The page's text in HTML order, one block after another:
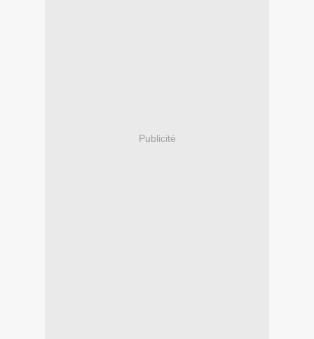
Publicité